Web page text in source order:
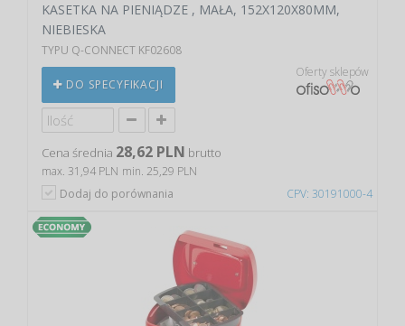
CPV: 30191000-4
KASETKA NA PIENIĄDZE , MAŁA, 152X120X80MM,
NIEBIESKA
TYPU Q-CONNECT KF02608
DO SPECYFIKACJI
Oferty sklepów
Cena średnia 28,62 PLN brutto
max. 31,94 PLN min. 25,29 PLN
Dodaj do porównania